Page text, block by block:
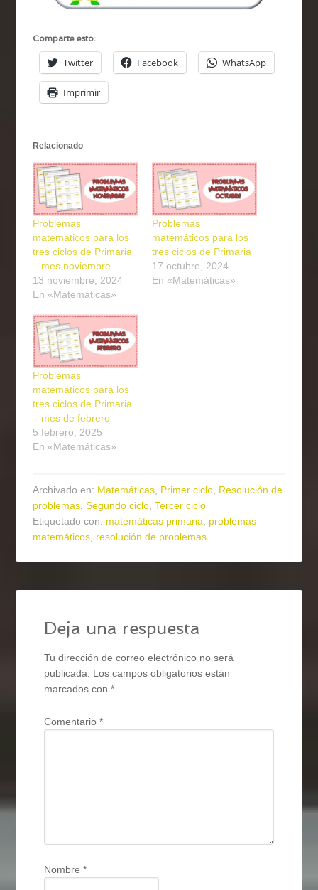
Comparte esto:
Twitter Facebook WhatsApp
Imprimir
Relacionado
Problemas
matemáticos para los
tres ciclos de Primaria
– mes noviembre
13 noviembre, 2024
En «Matemáticas»
Problemas
matemáticos para los
tres ciclos de Primaria
17 octubre, 2024
En «Matemáticas»
Problemas
matemáticos para los
tres ciclos de Primaria
– mes de febrero
5 febrero, 2025
En «Matemáticas»
Archivado en: Matemáticas, Primer ciclo, Resolución de
problemas,Segundo ciclo,Tercer ciclo
Etiquetado con: matemáticas primaria, problemas
matemáticos, resolución de problemas
Deja una respuesta
Tu dirección de correo electrónico no será
publicada. Los campos obligatorios están
marcados con*
Comentario*
Nombre*